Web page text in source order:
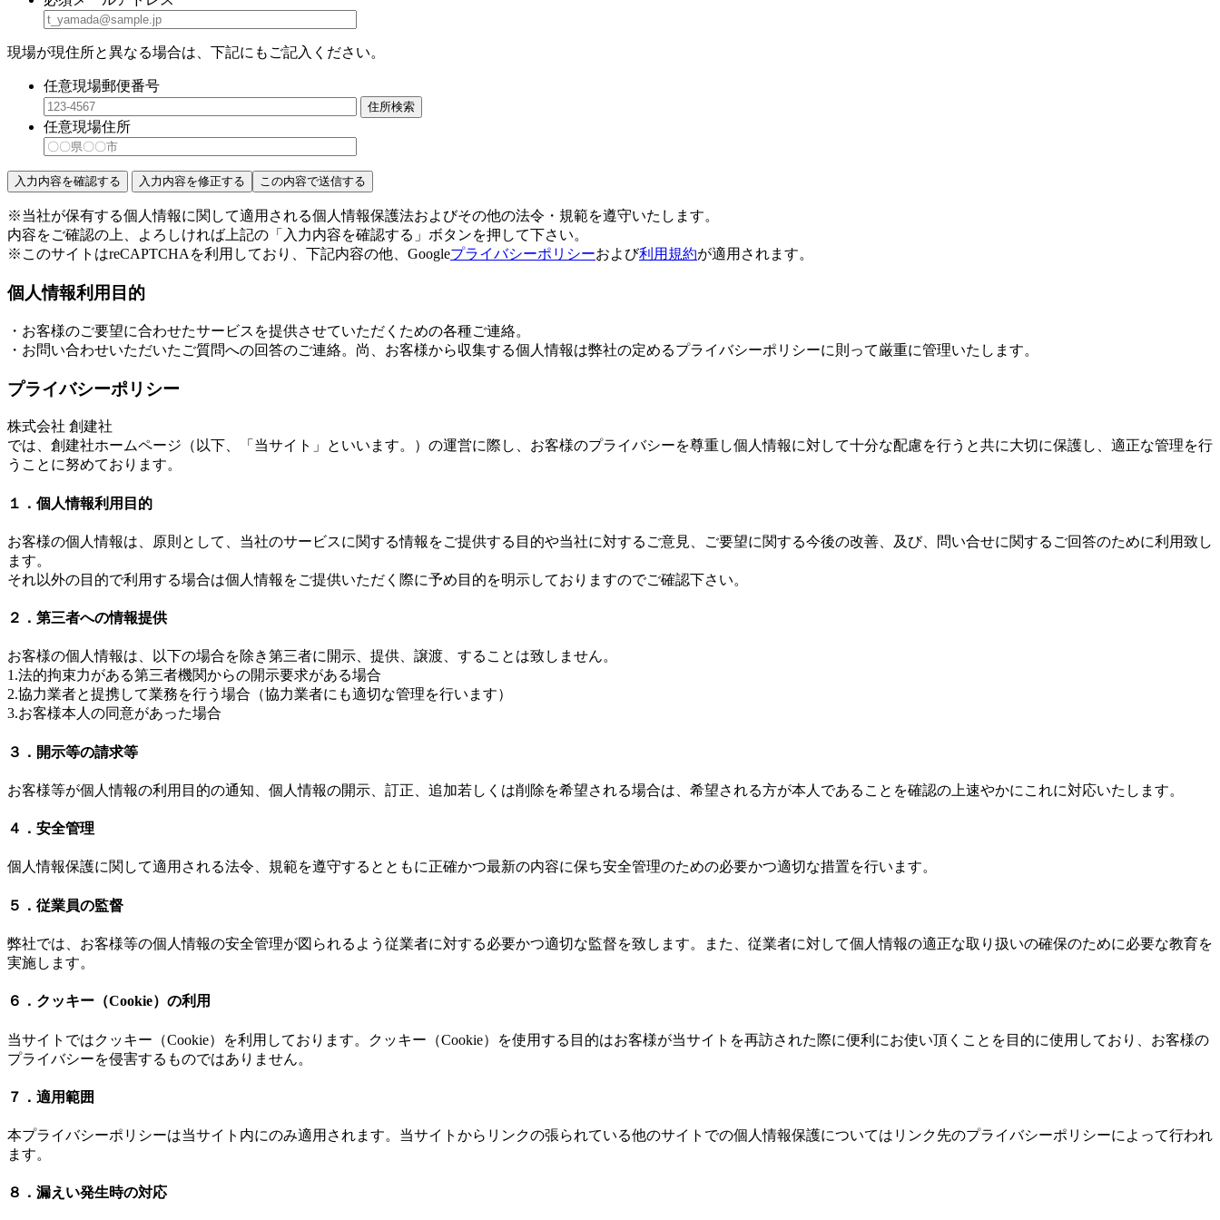
現場が現住所と異なる場合は、下記にもご記入ください。
任意現場郵便番号
住所検索
任意現場住所
※当社が保有する個人情報に関して適用される個人情報保護法およびその他の法令・規範を遵守いたします。
内容をご確認の上、よろしければ上記の「入力内容を確認する」ボタンを押して下さい。
※このサイトはreCAPTCHAを利用しており、下記内容の他、Googleプライバシーポリシーおよび利用規約が適用されます。
個人情報利用目的
・お客様のご要望に合わせたサービスを提供させていただくための各種ご連絡。
・お問い合わせいただいたご質問への回答のご連絡。尚、お客様から収集する個人情報は弊社の定めるプライバシーポリシーに則って厳重に管理いたします。
プライバシーポリシー
株式会社 創建社
では、創建社ホームページ（以下、「当サイト」といいます。）の運営に際し、お客様のプライバシーを尊重し個人情報に対して十分な配慮を行うと共に大切に保護し、適正な管理を行
うことに努めております。
１．個人情報利用目的
お客様の個人情報は、原則として、当社のサービスに関する情報をご提供する目的や当社に対するご意見、ご要望に関する今後の改善、及び、問い合せに関するご回答のために利用致し
ます。
それ以外の目的で利用する場合は個人情報をご提供いただく際に予め目的を明示しておりますのでご確認下さい。
２．第三者への情報提供
お客様の個人情報は、以下の場合を除き第三者に開示、提供、譲渡、することは致しません。
1.法的拘束力がある第三者機関からの開示要求がある場合
2.協力業者と提携して業務を行う場合（協力業者にも適切な管理を行います）
3.お客様本人の同意があった場合
３．開示等の請求等
お客様等が個人情報の利用目的の通知、個人情報の開示、訂正、追加若しくは削除を希望される場合は、希望される方が本人であることを確認の上速やかにこれに対応いたします。
４．安全管理
個人情報保護に関して適用される法令、規範を遵守するとともに正確かつ最新の内容に保ち安全管理のための必要かつ適切な措置を行います。
５．従業員の監督
弊社では、お客様等の個人情報の安全管理が図られるよう従業者に対する必要かつ適切な監督を致します。また、従業者に対して個人情報の適正な取り扱いの確保のために必要な教育を
実施します。
６．クッキー（Cookie）の利用
当サイトではクッキー（Cookie）を利用しております。クッキー（Cookie）を使用する目的はお客様が当サイトを再訪された際に便利にお使い頂くことを目的に使用しており、お客様の
プライバシーを侵害するものではありません。
７．適用範囲
本プライバシーポリシーは当サイト内にのみ適用されます。当サイトからリンクの張られている他のサイトでの個人情報保護についてはリンク先のプライバシーポリシーによって行われ
ます。
８．漏えい発生時の対応